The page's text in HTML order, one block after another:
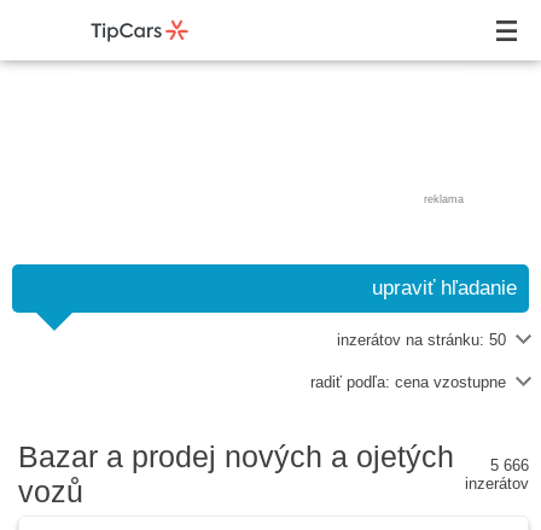
reklama
upraviť hľadanie
inzerátov na stránku: 50
radiť podľa: cena vzostupne
Bazar a prodej nových a ojetých
vozů
5 666
inzerátov